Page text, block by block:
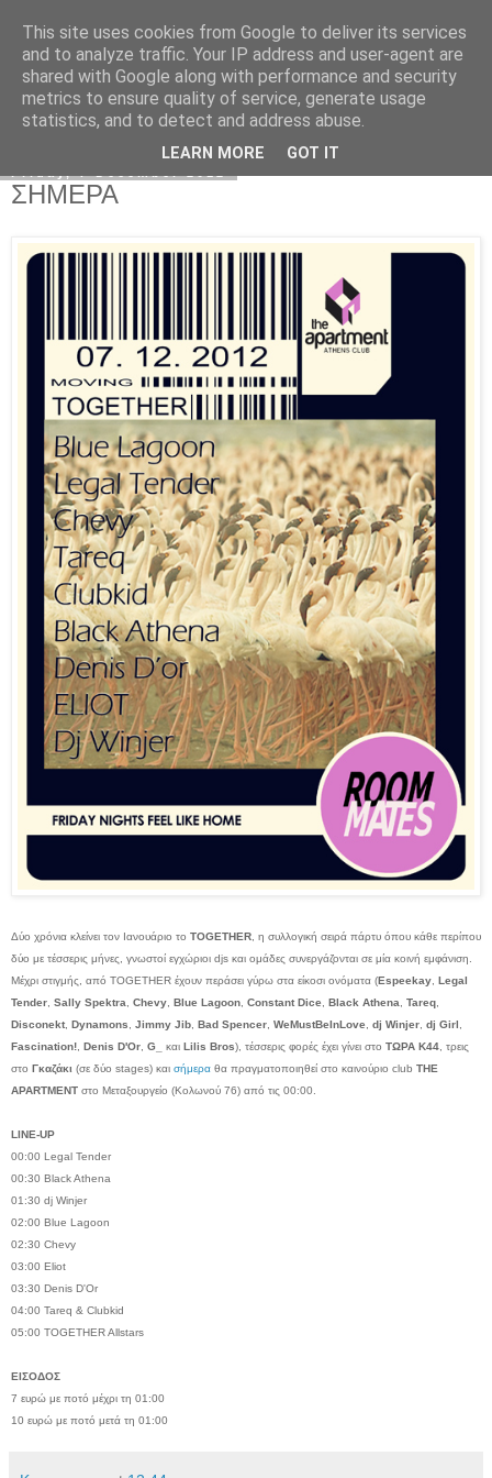
Kormoranos
ΣΗΜΕΡΑ
Δύο χρόνια κλείνει τον Ιανουάριο το TOGETHER , η συλλογική σειρά πάρτυ όπου κάθε περίπου
δύο με τέσσερις μήνες, γνωστοί εγχώριοι djs και ομάδες συνεργάζονται σε μία κοινή εμφάνιση.
Μέχρι στιγμής, από TOGETHER έχουν περάσει γύρω στα είκοσι ονόματα (Espeekay Legal
Tender Sally Spektra Chevy Blue Lagoon Constant Dice Black Athena Tareq
Disconekt Dynamons Jimmy Jib Bad Spencer WeMustBeInLove dj Winjer dj Girl
Fascination! Denis D'Or G_ και Lilis Bros), τέσσερις φορές έχει γίνει στο ΤΩΡΑ Κ44 , τρεις
στο Γκαζάκι (σε δύο stages) και σήμερα θα πραγματοποιηθεί στο καινούριο club THE
APARTMENT στο Μεταξουργείο (Κολωνού 76) από τις 00:00.
LINE-UP
00:00 Legal Tender
00:30 Black Athena
01:30 dj Winjer
02:00 Blue Lagoon
02:30 Chevy
03:00 Eliot
03:30 Denis D'Or
04:00 Tareq & Clubkid
05:00 TOGETHER Allstars
ΕΙΣΟΔΟΣ
7 ευρώ με ποτό μέχρι τη 01:00
10 ευρώ με ποτό μετά τη 01:00
This site uses cookies from Google to deliver its services
and to analyze traffic. Your IP address and user-agent are
shared with Google along with performance and security
metrics to ensure quality of service, generate usage
statistics, and to detect and address abuse.
LEARN MORE GOT IT